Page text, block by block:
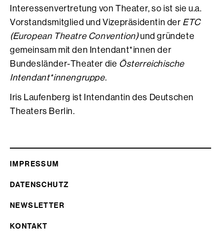
Interessenvertretung von Theater, so ist sie u.a.
Vorstandsmitglied und Vizepräsidentin der ETC
(European Theatre Convention)und gründete
gemeinsam mit den Intendant*innen der
Bundesländer-Theater die Österreichische
Intendant*innengruppe.
Iris Laufenberg ist Intendantin des Deutschen
Theaters Berlin.
IMPRESSUM
DATENSCHUTZ
NEWSLETTER
KONTAKT